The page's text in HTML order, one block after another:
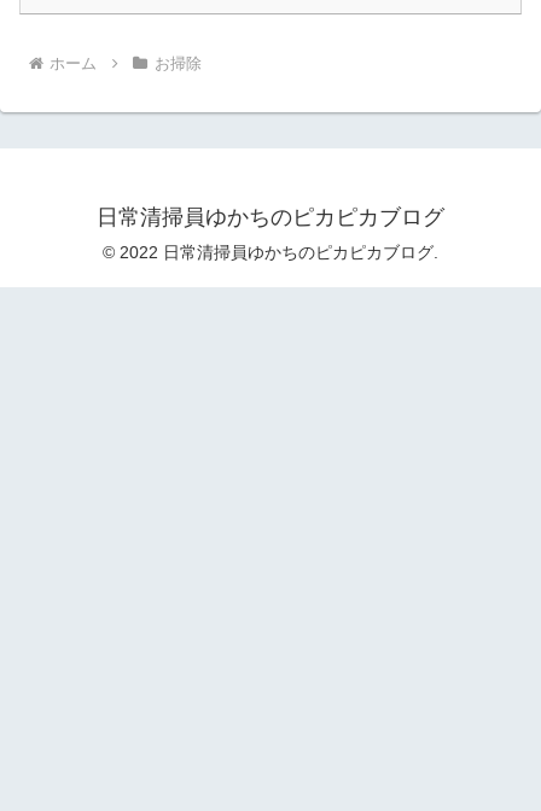
ホーム お掃除
日常清掃員ゆかちのピカピカブログ
© 2022 日常清掃員ゆかちのピカピカブログ.